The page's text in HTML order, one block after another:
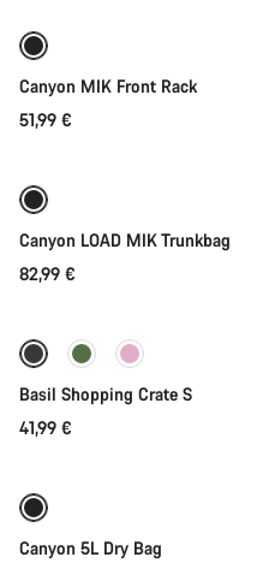
Canyon MIK Front Rack
51,99 €
Canyon LOAD MIK Trunkbag
82,99 €
Basil Shopping Crate S
41,99 €
Canyon 5L Dry Bag